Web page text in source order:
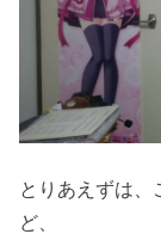
とりあえずは、
ど、